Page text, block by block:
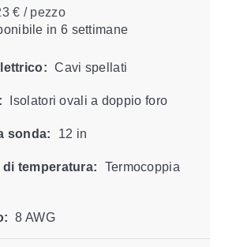
€ / pezzo
in 6 settimane
Cavi spellati
Isolatori ovali a doppio foro
sonda: 12 in
temperatura:
Termocoppia
8 AWG